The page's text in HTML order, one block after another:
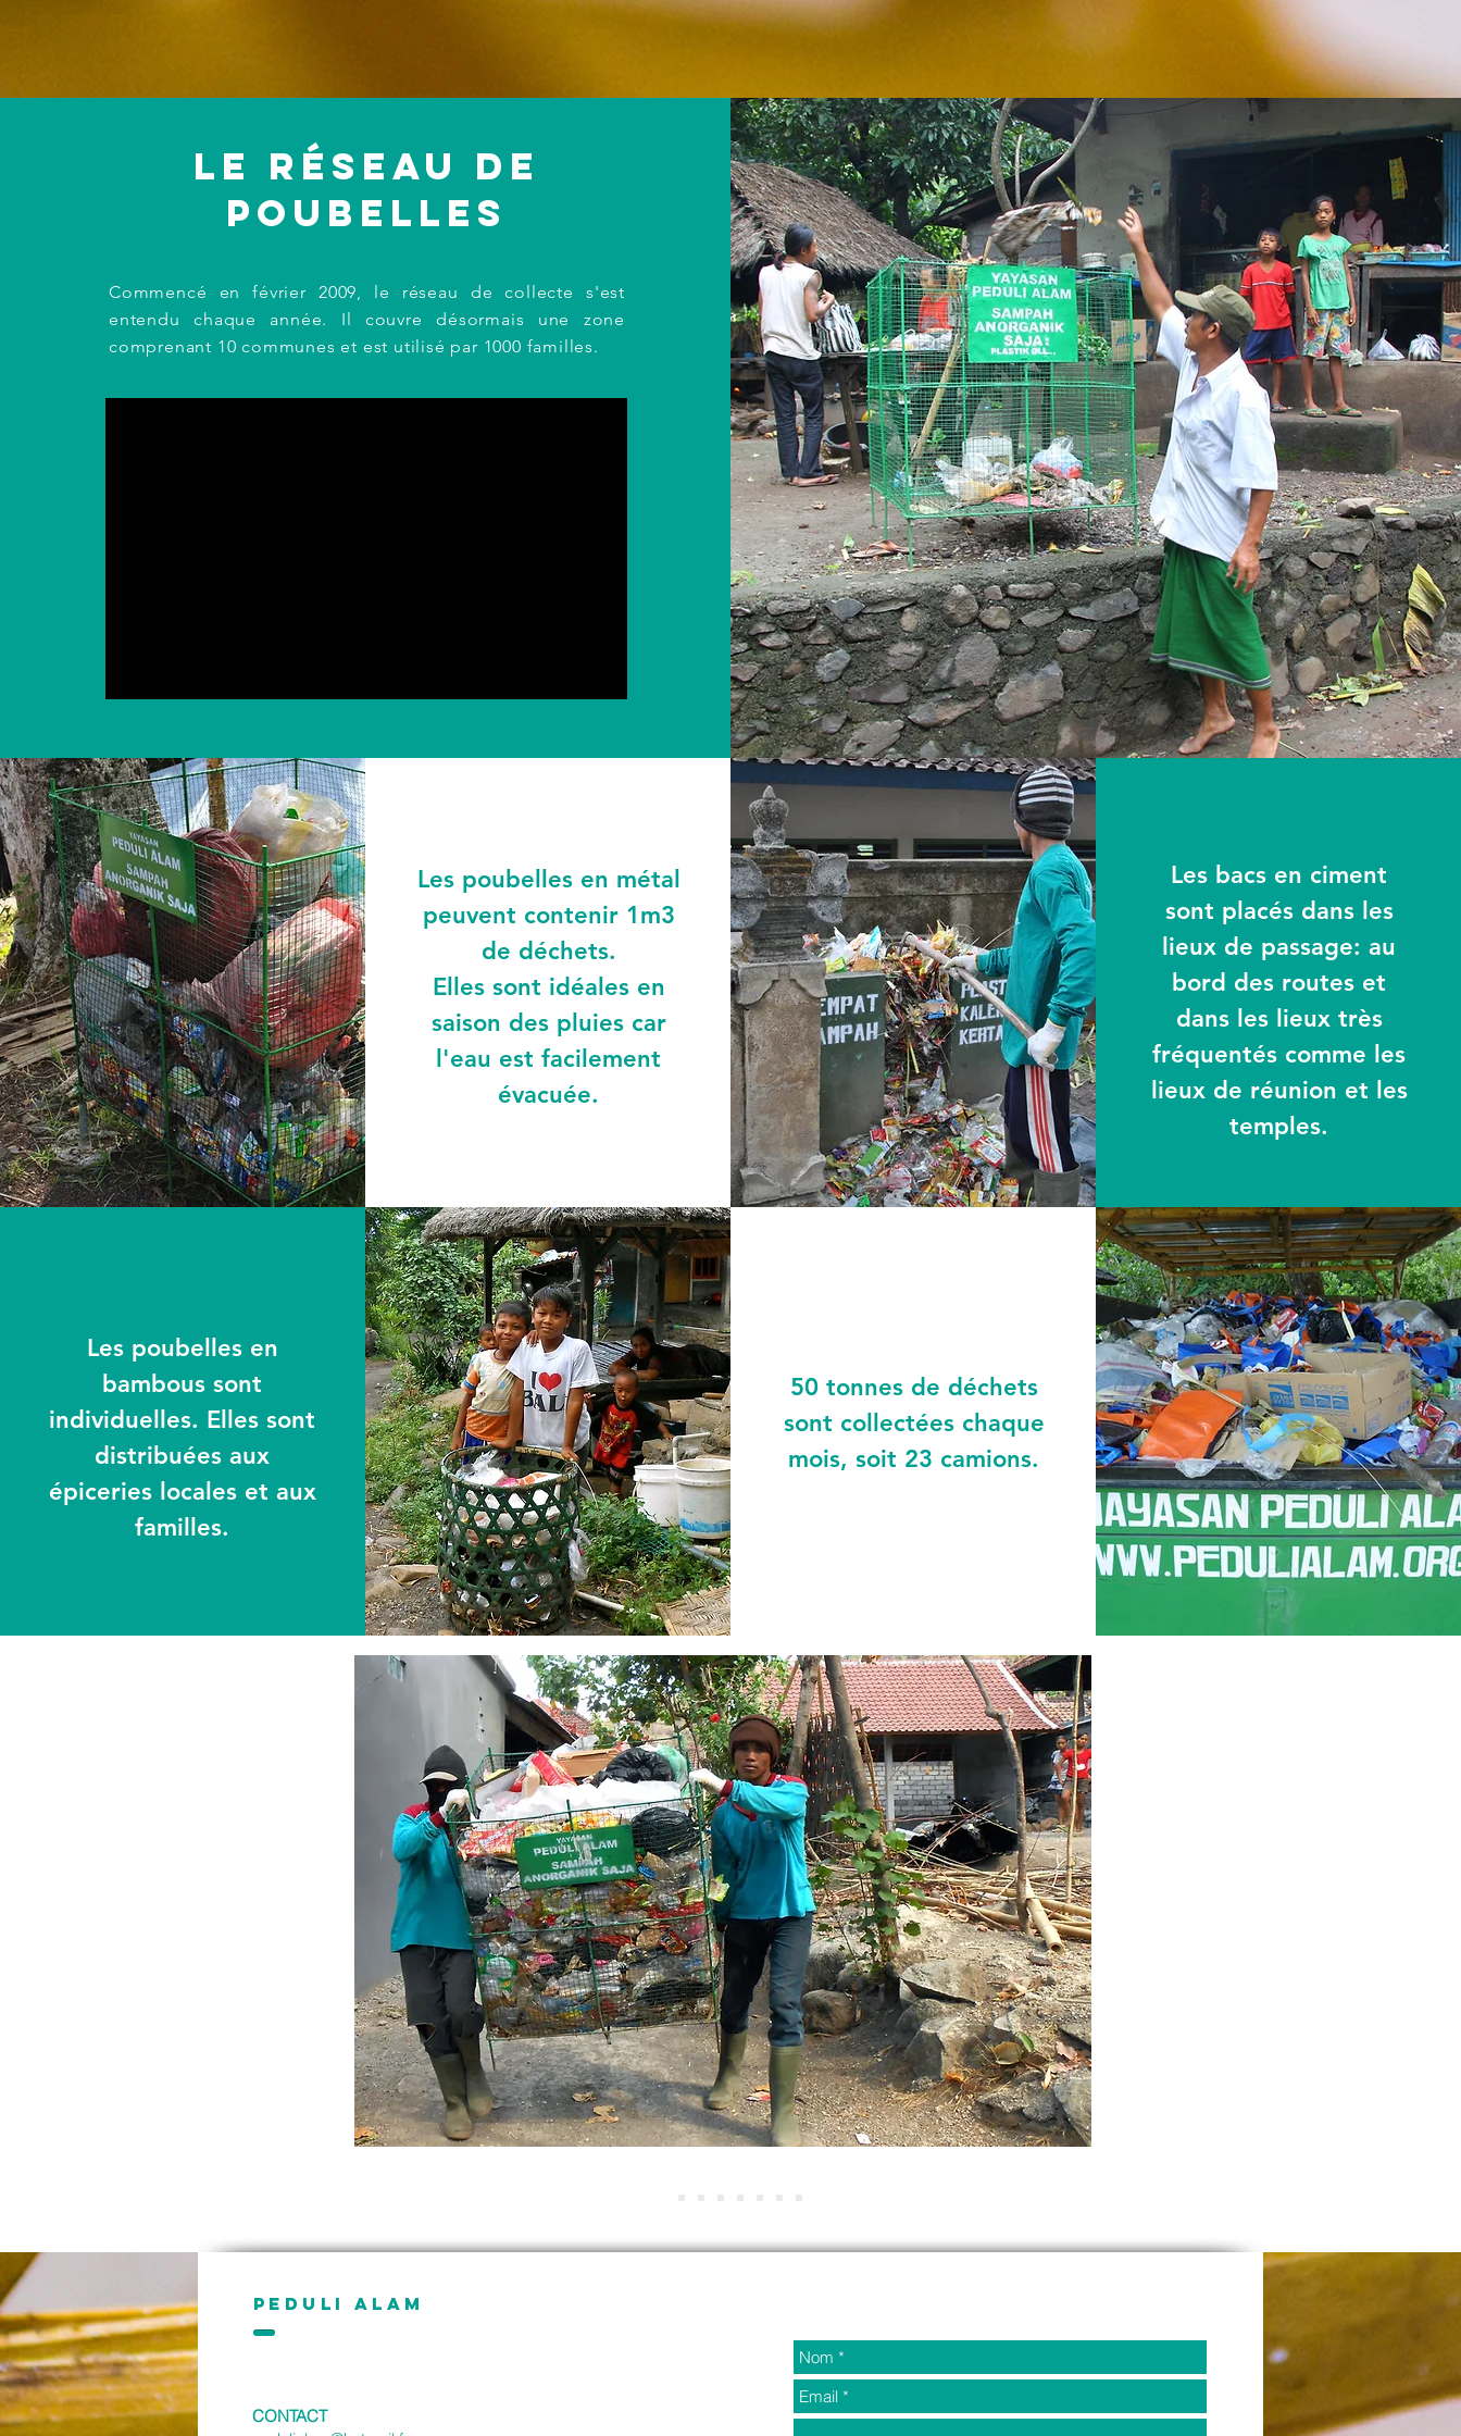
Le réseau de
poubelles
Commencé en février 2009, le réseau de collecte s'est
entendu chaque année. Il couvre désormais une zone
comprenant 10 communes et est utilisé par 1000 familles.
Les poubelles en métal
peuvent contenir 1m3
de déchets.
Elles sont idéales en
saison des pluies car
l'eau est facilement
évacuée.
Les bacs en ciment
sont placés dans les
lieux de passage: au
bord des routes et
dans les lieux très
fréquentés comme les
lieux de réunion et les
temples.
Les poubelles en
bambous sont
individuelles. Elles sont
distribuées aux
épiceries locales et aux
familles.
50 tonnes de déchets
sont collectées chaque
mois, soit 23 camions.
PEDULI ALAM
CONTACT